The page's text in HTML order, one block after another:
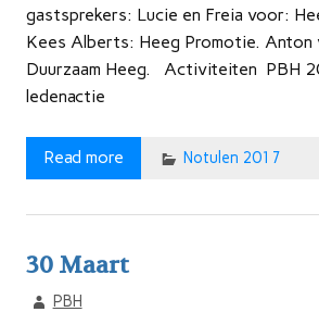
gastsprekers: Lucie en Freia voor:
Kees Alberts: Heeg Promotie. Anton
Duurzaam Heeg. Activiteiten PBH
ledenactie
Read more Notulen 2017
30 Maart
PBH